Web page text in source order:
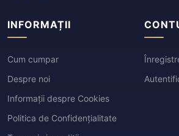
INFORMAȚII
Cum cumpar
Despre noi
Informații despre Cookies
Politica de Confidențialitate